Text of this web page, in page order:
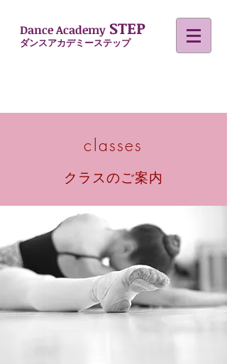
Dance Academy STEP
​
ダンスアカデミーステップ
classes
クラスのご案内